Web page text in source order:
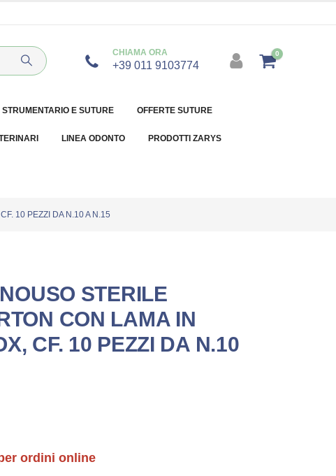
CHIAMA ORA
+39 011 9103774
0
STRUMENTARIO E SUTURE OFFERTE SUTURE
LINEA ODONTO PRODOTTI ZARYS
10 PEZZI DA N.10 A N.15
STERILE
CON LAMA IN
CF. 10 PEZZI DA N.10
ordini online